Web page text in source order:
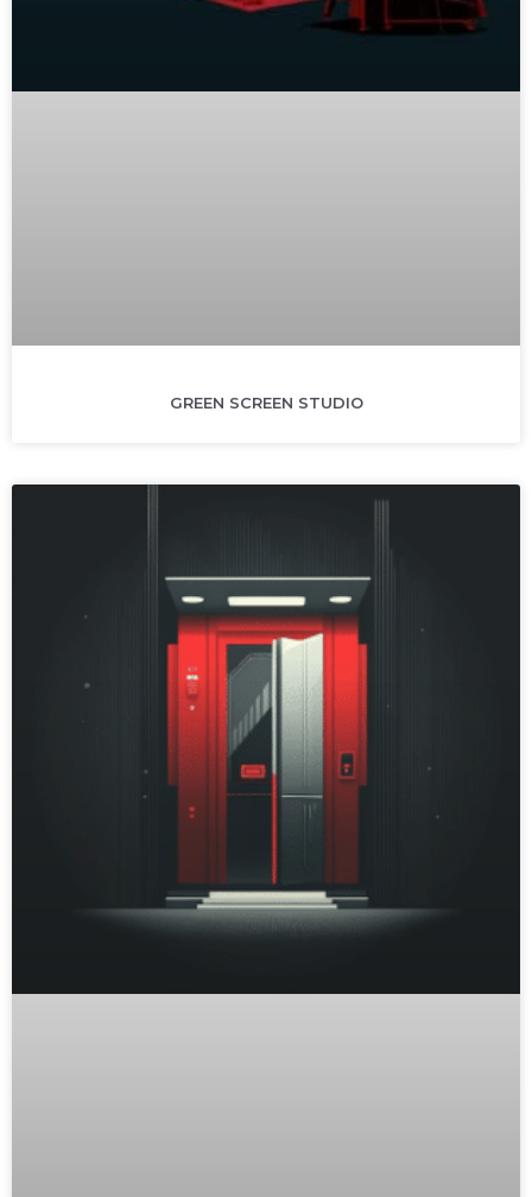
GREEN SCREEN STUDIO